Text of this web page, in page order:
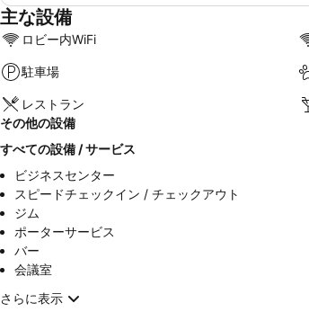
主な設備
ロビー内WiFi
駐車場
レストラン
その他の設備
すべての設備 / サービス
ビジネスセンター
スピードチェックイン / チェックアウト
ジム
ポーターサービス
バー
会議室
さらに表示